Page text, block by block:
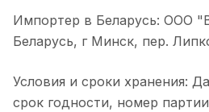
Импортер в Беларусь: ООО
Беларусь, г Минск, пер.
Условия и сроки хранения:
срок годности, номер